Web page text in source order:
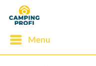
Menu